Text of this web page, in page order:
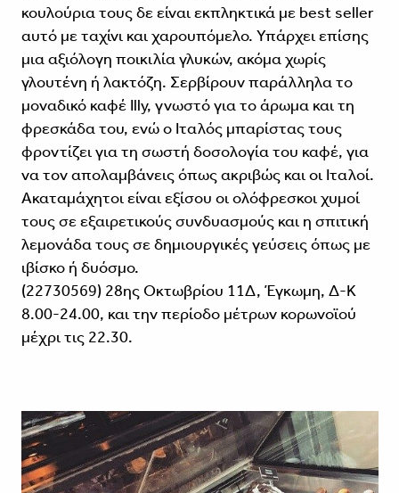
κουλούρια τους δε είναι εκπληκτικά με best seller
αυτό με ταχίνι και χαρουπόμελο. Υπάρχει επίσης
μια αξιόλογη ποικιλία γλυκών, ακόμα χωρίς
γλουτένη ή λακτόζη. Σερβίρουν παράλληλα το
μοναδικό καφέ Illy, γνωστό για το άρωμα και τη
φρεσκάδα του, ενώ ο Ιταλός μπαρίστας τους
φροντίζει για τη σωστή δοσολογία του καφέ, για
να τον απολαμβάνεις όπως ακριβώς και οι Ιταλοί.
Ακαταμάχητοι είναι εξίσου οι ολόφρεσκοι χυμοί
τους σε εξαιρετικούς συνδυασμούς και η σπιτική
λεμονάδα τους σε δημιουργικές γεύσεις όπως με
ιβίσκο ή δυόσμο.
(22730569) 28ης Οκτωβρίου 11Δ, Έγκωμη, Δ-Κ
8.00-24.00, και την περίοδο μέτρων κορωνοϊού
μέχρι τις 22.30.